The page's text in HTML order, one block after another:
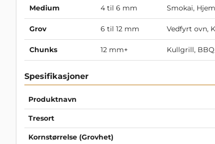
Medium 4 til 6 mm Smokai,
Grov 6 til 12 mm Vedfyrt ovn,
Chunks 12 mm+ Kullgrill,
Spesifikasjoner
Produktnavn
Tresort
Kornstørrelse (Grovhet)